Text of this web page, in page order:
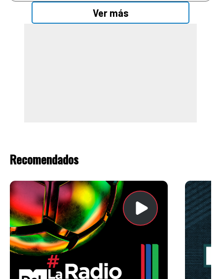
Ver más
Recomendados